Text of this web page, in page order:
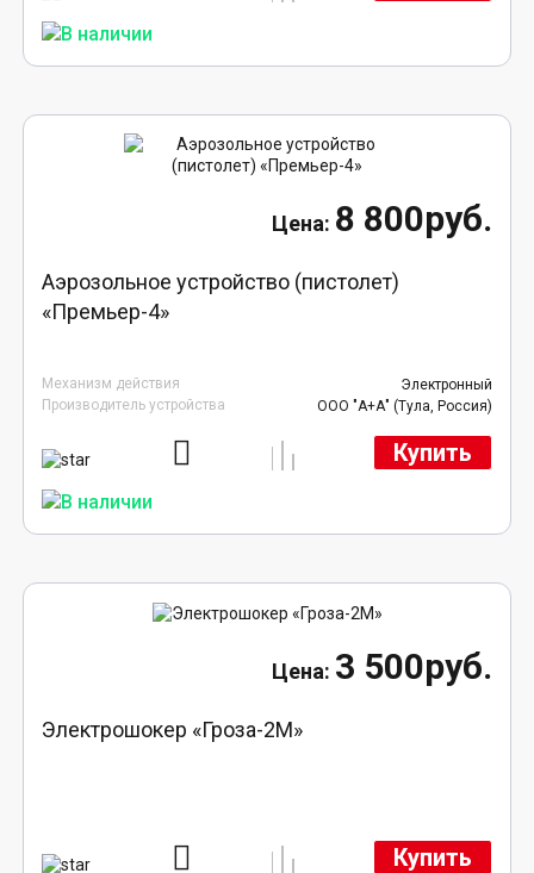
8 800руб.
Аэрозольное устройство (пистолет)
«Премьер-4»
Механизм действия
Электронный
Производитель устройства
ООО "А+А" (Тула, Россия)
Купить
3 500руб.
Электрошокер «Гроза-2М»
Купить